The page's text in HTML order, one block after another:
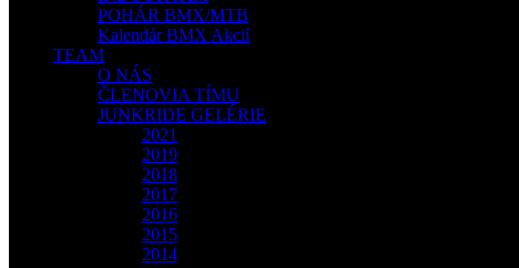
POHÁR BMX/MTB
Kalendár BMX Akcií
TEAM
O NÁS
ČLENOVIA TÍMU
JUNKRIDE GELÉRIE
2021
2019
2018
2017
2016
2015
2014